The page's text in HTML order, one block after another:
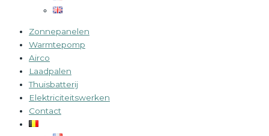
Zonnepanelen
Warmtepomp
Airco
Laadpalen
Thuisbatterij
Elektriciteitswerken
Contact